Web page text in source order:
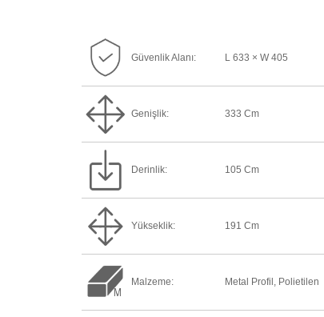
Güvenlik Alanı: L 633 × W 405
Genişlik: 333 Cm
Derinlik: 105 Cm
Yükseklik: 191 Cm
Malzeme: Metal Profil, Polietilen